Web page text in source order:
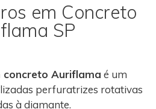
em Concreto
SP
concreto Auriflama é um
perfuratrizes rotativas
à diamante.